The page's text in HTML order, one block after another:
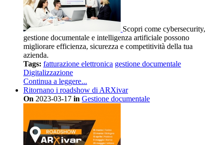
Scopri come cybersecurity,
gestione documentale e intelligenza artificiale possono
migliorare efficienza, sicurezza e competitività della tua
azienda.
Tags: fatturazione elettronica gestione documentale
Digitalizzazione
Continua a leggere...
Ritornano i roadshow di ARXivar
On 2023-03-17 in Gestione documentale